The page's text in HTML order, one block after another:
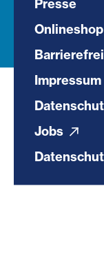
Onlineshop
Impressum
Jobs